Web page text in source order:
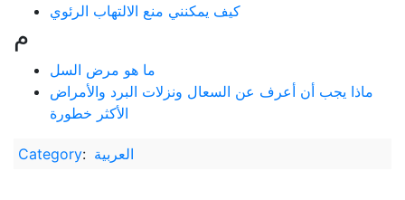
كيف يمكنني منع الالتهاب الرئوي
م
ما هو مرض السل
ماذا يجب أن أعرف عن السعال ونزلات البرد والأمراض
الأكثر خطورة
Category: العربية